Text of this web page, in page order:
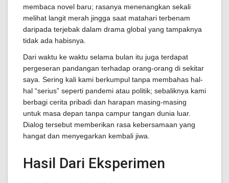
membaca novel baru; rasanya menenangkan sekali
melihat langit merah jingga saat matahari terbenam
daripada terjebak dalam drama global yang tampaknya
tidak ada habisnya.
Dari waktu ke waktu selama bulan itu juga terdapat
pergeseran pandangan terhadap orang-orang di sekitar
saya. Sering kali kami berkumpul tanpa membahas hal-
hal “serius” seperti pandemi atau politik; sebaliknya kami
berbagi cerita pribadi dan harapan masing-masing
untuk masa depan tanpa campur tangan dunia luar.
Dialog tersebut memberikan rasa kebersamaan yang
hangat dan menyegarkan kembali jiwa.
Hasil Dari Eksperimen